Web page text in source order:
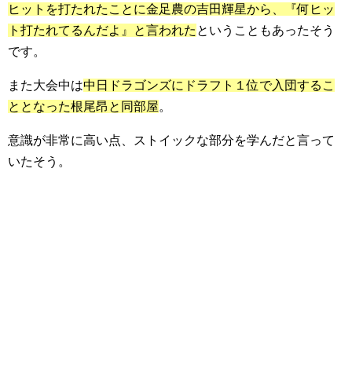
ヒットを打たれたことに金足農の吉田輝星から、『何ヒッ
ト打たれてるんだよ』と言われた ということもあったそう
です。
また大会中は中日ドラゴンズにドラフト１位で入団するこ
ととなった根尾昂と同部屋。
意識が非常に高い点、ストイックな部分を学んだと言って
いたそう。